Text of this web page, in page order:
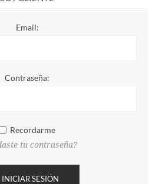
Email:
Contraseña:
Recordarme
tu contraseña?